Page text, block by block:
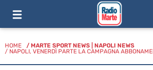
HOME / MARTE SPORT NEWS
NAPOLI NEWS
/ NAPOLI, VENERDÌ PARTE LA CAMPAGNA